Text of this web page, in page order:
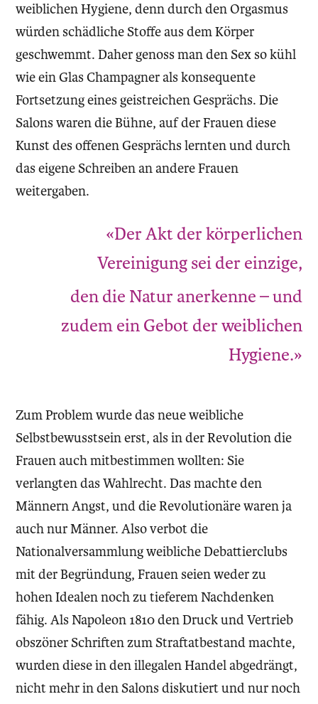
weiblichen Hygiene, denn durch den Orgasmus
würden schädliche Stoffe aus dem Körper
geschwemmt. Daher genoss man den Sex so kühl
wie ein Glas Champagner als konsequente
Fortsetzung eines geistreichen Gesprächs. Die
Salons waren die Bühne, auf der Frauen diese
Kunst des offenen Gesprächs lernten und durch
das eigene Schreiben an andere Frauen
weitergaben.
«Der Akt der körperlichen
Vereinigung sei der einzige,
den die Natur anerkenne – und
zudem ein Gebot der weiblichen
Hygiene.»
Zum Problem wurde das neue weibliche
Selbstbewusstsein erst, als in der Revolution die
Frauen auch mitbestimmen wollten: Sie
verlangten das Wahlrecht. Das machte den
Männern Angst, und die Revolutionäre waren ja
auch nur Männer. Also verbot die
Nationalversammlung weibliche Debattierclubs
mit der Begründung, Frauen seien weder zu
hohen Idealen noch zu tieferem Nachdenken
fähig. Als Napoleon 1810 den Druck und Vertrieb
obszöner Schriften zum Straftatbestand machte,
wurden diese in den illegalen Handel abgedrängt,
nicht mehr in den Salons diskutiert und nur noch